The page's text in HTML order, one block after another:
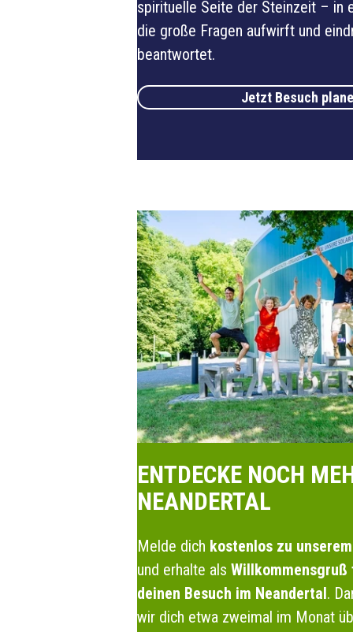
spirituelle Seite der Steinzeit – in
die große Fragen aufwirft und
beantwortet.
Jetzt Besuch
ENTDECKE NOCH
NEANDERTAL
Melde dich kostenlos zu
und erhalte als
deinen Besuch im Neandertal.
wir dich etwa zweimal im Monat